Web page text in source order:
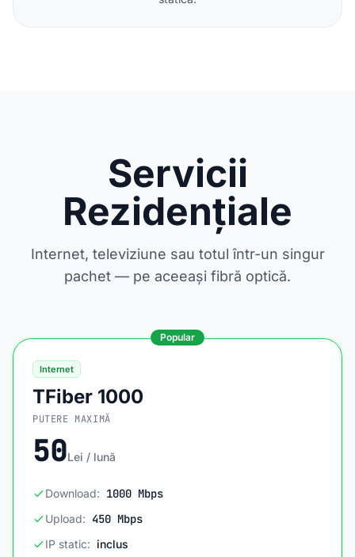
Servicii
Rezidențiale
Internet, televiziune sau totul într-un singur
pachet — pe aceeași fibră optică.
Popular
Internet
TFiber 1000
PUTERE MAXIMĂ
50Lei / lună
Download: 1000 Mbps
Upload: 450 Mbps
IP static: inclus